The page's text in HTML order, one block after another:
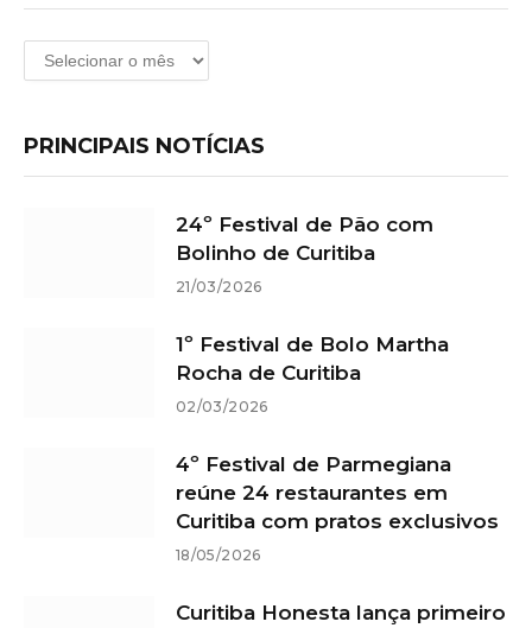
Arquivos
PRINCIPAIS NOTÍCIAS
24º Festival de Pão com
Bolinho de Curitiba
21/03/2026
1º Festival de Bolo Martha
Rocha de Curitiba
02/03/2026
4º Festival de Parmegiana
reúne 24 restaurantes em
Curitiba com pratos exclusivos
18/05/2026
Curitiba Honesta lança primeiro